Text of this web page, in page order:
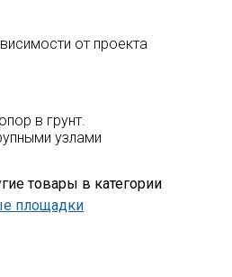
от проекта
в грунт.
узлами
товары в категории
площадки